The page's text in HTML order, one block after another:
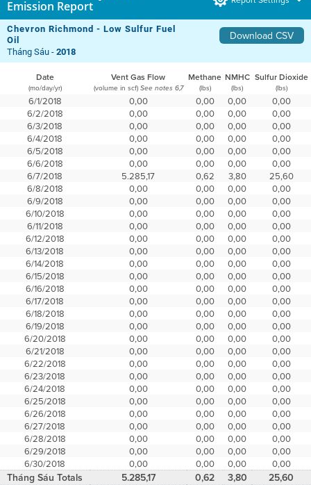
Emission Report
Chevron Richmond - Low Sulfur Fuel
Oil
Download CSV
Tháng Sáu -2018
Date Vent Gas Flow Methane NMHC Sulfur Dioxide
(mo/day/yr) (volume in scf) See notes 6,7 (lbs) (lbs) (lbs)
6/1/2018 0,00 0,00 0,00
0,00
6/2/2018
0,00 0,00 0,00
0,00
6/3/2018
0,00 0,00 0,00
0,00
6/4/2018
0,00 0,00 0,00
0,00
6/5/2018
0,00 0,00 0,00
0,00
6/6/2018
0,00 0,00 0,00
0,00
6/7/2018
5.285,17 0,62 3,80
25,60
6/8/2018
0,00 0,00 0,00
0,00
6/9/2018
0,00 0,00 0,00
0,00
6/10/2018
0,00 0,00 0,00
0,00
6/11/2018
0,00 0,00 0,00
0,00
6/12/2018
0,00 0,00 0,00
0,00
6/13/2018
0,00 0,00 0,00
0,00
6/14/2018
0,00 0,00 0,00
0,00
6/15/2018
0,00 0,00 0,00
0,00
6/16/2018
0,00 0,00 0,00
0,00
6/17/2018
0,00 0,00 0,00
0,00
6/18/2018
0,00 0,00 0,00
0,00
6/19/2018
0,00 0,00 0,00
0,00
6/20/2018
0,00 0,00 0,00
0,00
6/21/2018
0,00 0,00 0,00
0,00
6/22/2018
0,00 0,00 0,00
0,00
6/23/2018
0,00 0,00 0,00
0,00
6/24/2018
0,00 0,00 0,00
0,00
6/25/2018
0,00 0,00 0,00
0,00
6/26/2018
0,00 0,00 0,00
0,00
6/27/2018
0,00 0,00 0,00
0,00
6/28/2018
0,00 0,00 0,00
0,00
6/29/2018
0,00 0,00 0,00
0,00
6/30/2018
0,00 0,00 0,00 0,00
Tháng Sáu Totals 5.285,17 0,62 3,80 25,60